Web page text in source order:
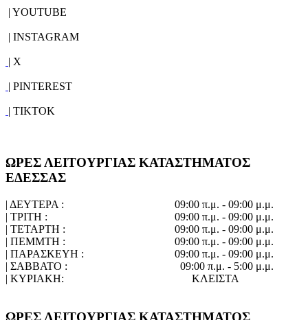
| YOUTUBE
| INSTAGRAM
| X
| PINTEREST
| TIKTOK
ΩΡΕΣ ΛΕΙΤΟΥΡΓΙΑΣ ΚΑΤΑΣΤΗΜΑΤΟΣ
ΕΔΕΣΣΑΣ
| ΔΕΥΤΕΡΑ :
09:00 π.μ. - 09:00 μ.μ.
| ΤΡΙΤΗ :
09:00 π.μ. - 09:00 μ.μ.
| ΤΕΤΑΡΤΗ :
09:00 π.μ. - 09:00 μ.μ.
| ΠΕΜΜΤΗ :
09:00 π.μ. - 09:00 μ.μ.
| ΠΑΡΑΣΚΕΥΗ :
09:00 π.μ. - 09:00 μ.μ.
| ΣΑΒΒΑΤΟ :
09:00 π.μ. - 5:00 μ.μ.
| ΚΥΡΙΑΚΗ:
ΚΛΕΙΣΤΑ